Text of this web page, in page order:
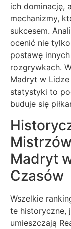
ich dominację,
mechanizmy,
sukcesem.
ocenić nie
postawę
rozgrywkach.
Madryt w
statystyki to
buduje się
Madryt
Czasów
Wszelkie
te historyczne,
umieszczają